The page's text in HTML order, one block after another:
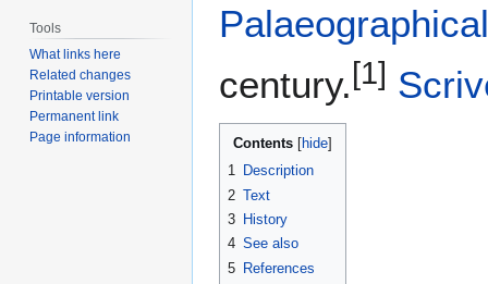
century. [1]
Contents
1 Description
2 Text
3 History
4 See also
5 References
Tools
What links here
Related changes
Printable version
Permanent link
Page information